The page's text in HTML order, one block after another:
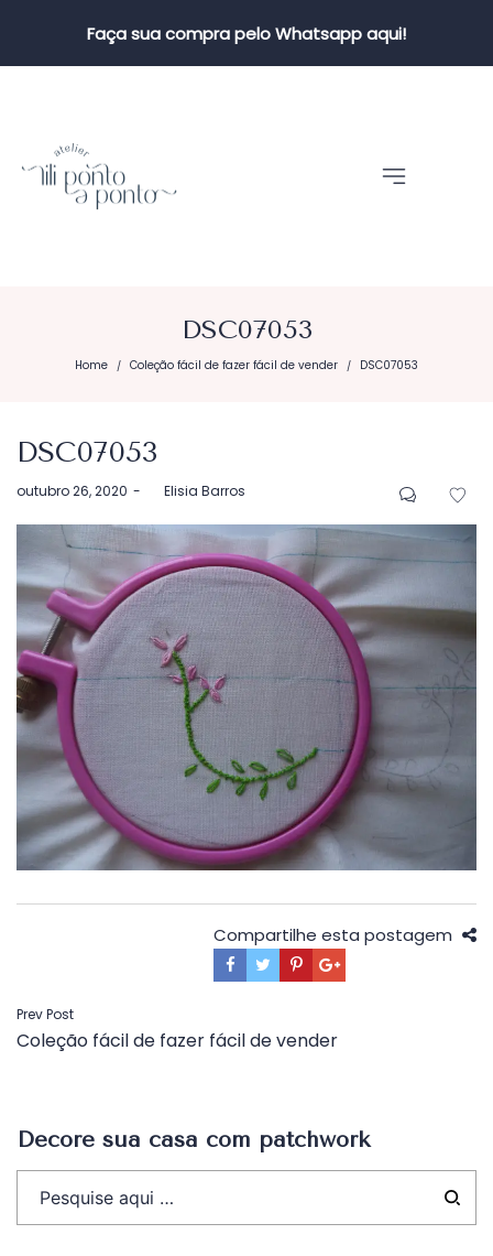
Faça sua compra pelo Whatsapp aqui!
DSC07053
Home / Coleção fácil de fazer fácil de vender / DSC07053
DSC07053
Postado
outubro 26, 2020 byElisia Barros
Compartilhe esta postagem
Navegação
de
Prev Post
Coleção fácil de fazer fácil de vender
Decore sua casa com patchwork